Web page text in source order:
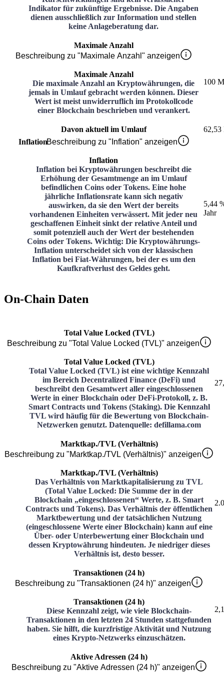
Indikator für zukünftige Ergebnisse. Die Angaben
dienen ausschließlich zur Information und stellen
keine Anlageberatung dar.
Maximale Anzahl
Beschreibung zu "Maximale Anzahl" anzeigen
Maximale Anzahl
Die maximale Anzahl an Kryptowährungen, die
jemals in Umlauf gebracht werden können. Dieser
Wert ist meist unwiderruflich im Protokollcode
einer Blockchain beschrieben und verankert.
100
Davon aktuell im Umlauf
62,53
InflationBeschreibung zu "Inflation" anzeigen
Inflation
Inflation bei Kryptowährungen beschreibt die
Erhöhung der Gesamtmenge an im Umlauf
befindlichen Coins oder Tokens. Eine hohe
jährliche Inflationsrate kann sich negativ
auswirken, da sie den Wert der bereits
vorhandenen Einheiten verwässert. Mit jeder neu
geschaffenen Einheit sinkt der relative Anteil und
somit potenziell auch der Wert der bestehenden
Coins oder Tokens. Wichtig: Die Kryptowährungs-
Inflation unterscheidet sich von der klassischen
Inflation bei Fiat-Währungen, bei der es um den
Kaufkraftverlust des Geldes geht.
5,44
Jahr
On-Chain Daten
Total Value Locked (TVL)
Beschreibung zu "Total Value Locked (TVL)" anzeigen
Total Value Locked (TVL)
Total Value Locked (TVL) ist eine wichtige Kennzahl
im Bereich Decentralized Finance (DeFi) und
beschreibt den Gesamtwert aller eingeschlossenen
Werte in einer Blockchain oder DeFi-Protokoll, z. B.
Smart Contracts und Tokens (Staking). Die Kennzahl
TVL wird häufig für die Bewertung von Blockchain-
Netzwerken genutzt. Datenquelle: defillama.com
Marktkap./TVL (Verhältnis)
Beschreibung zu "Marktkap./TVL (Verhältnis)" anzeigen
Marktkap./TVL (Verhältnis)
Das Verhältnis von Marktkapitalisierung zu TVL
(Total Value Locked: Die Summe der in der
Blockchain „eingeschlossenen“ Werte, z. B. Smart
Contracts und Tokens). Das Verhältnis der öffentlichen
Marktbewertung und der tatsächlichen Nutzung
(eingeschlossene Werte einer Blockchain) kann auf eine
Über- oder Unterbewertung einer Blockchain und
dessen Kryptowährung hindeuten. Je niedriger dieses
Verhältnis ist, desto besser.
Transaktionen (24 h)
Beschreibung zu "Transaktionen (24 h)" anzeigen
Transaktionen (24 h)
Diese Kennzahl zeigt, wie viele Blockchain-
Transaktionen in den letzten 24 Stunden stattgefunden
haben. Sie hilft, die kurzfristige Aktivität und Nutzung
eines Krypto-Netzwerks einzuschätzen.
Aktive Adressen (24 h)
Beschreibung zu "Aktive Adressen (24 h)" anzeigen